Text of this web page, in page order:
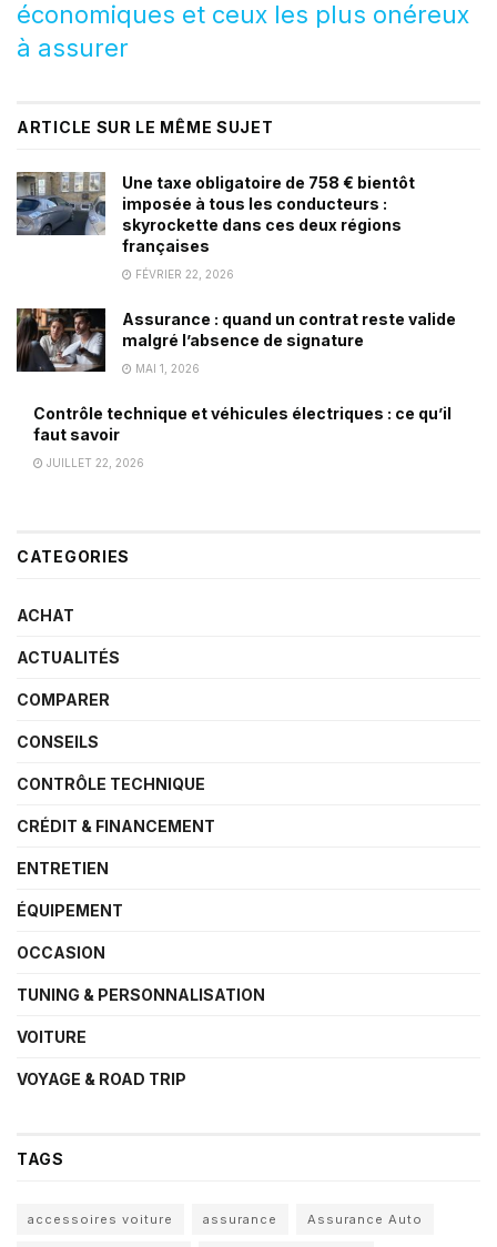
économiques et ceux les plus onéreux
à assurer
ARTICLE SUR LE MÊME SUJET
Une taxe obligatoire de 758 € bientôt
imposée à tous les conducteurs :
skyrockette dans ces deux régions
françaises
FÉVRIER 22, 2026
Assurance : quand un contrat reste valide
malgré l’absence de signature
MAI 1, 2026
Contrôle technique et véhicules électriques : ce qu’il
faut savoir
JUILLET 22, 2026
CATEGORIES
ACHAT
ACTUALITÉS
COMPARER
CONSEILS
CONTRÔLE TECHNIQUE
CRÉDIT & FINANCEMENT
ENTRETIEN
ÉQUIPEMENT
OCCASION
TUNING & PERSONNALISATION
VOITURE
VOYAGE & ROAD TRIP
TAGS
accessoires voiture assurance Assurance Auto